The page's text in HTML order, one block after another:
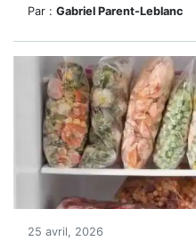
Par : Gabriel Parent-Leblanc
25 avril, 2026